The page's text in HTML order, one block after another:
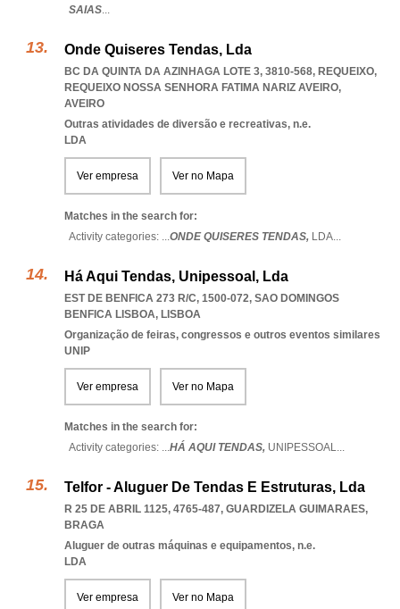
SAIAS...
Onde Quiseres Tendas, Lda
BC DA QUINTA DA AZINHAGA LOTE 3, 3810-568, REQUEIXO,
REQUEIXO NOSSA SENHORA FATIMA NARIZ AVEIRO,
AVEIRO
Outras atividades de diversão e recreativas, n.e.
LDA
Ver empresa Ver no Mapa
Matches in the search for:
Activity categories: ...ONDE QUISERES TENDAS, LDA...
Há Aqui Tendas, Unipessoal, Lda
EST DE BENFICA 273 R/C, 1500-072, SAO DOMINGOS
BENFICA LISBOA, LISBOA
Organização de feiras, congressos e outros eventos similares
UNIP
Ver empresa Ver no Mapa
Matches in the search for:
Activity categories: ...HÁ AQUI TENDAS, UNIPESSOAL...
Telfor - Aluguer De Tendas E Estruturas, Lda
R 25 DE ABRIL 1125, 4765-487, GUARDIZELA GUIMARAES,
BRAGA
Aluguer de outras máquinas e equipamentos, n.e.
LDA
Ver empresa Ver no Mapa